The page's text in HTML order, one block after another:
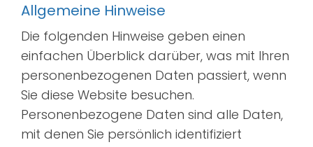
Allgemeine Hinweise
Die folgenden Hinweise geben einen
einfachen Überblick darüber, was mit Ihren
personenbezogenen Daten passiert, wenn
Sie diese Website besuchen.
Personenbezogene Daten sind alle Daten,
mit denen Sie persönlich identifiziert